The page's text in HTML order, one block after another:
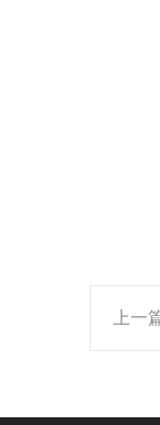
上一